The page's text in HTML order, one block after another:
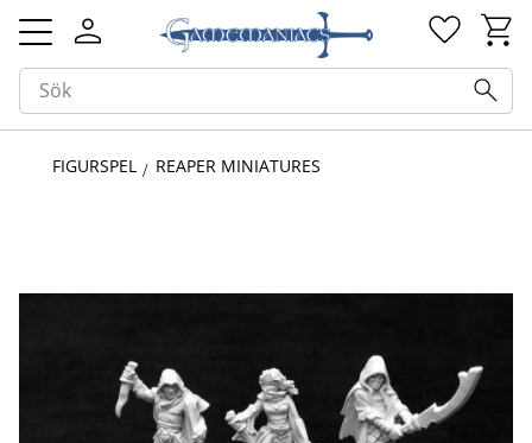
Meny
FIGURSPEL REAPER MINIATURES